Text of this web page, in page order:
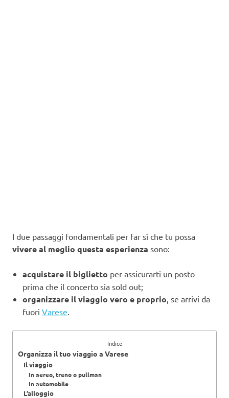
I due passaggi fondamentali per far sì che tu possa
vivere al meglio questa esperienza sono:
acquistare il biglietto per assicurarti un posto
prima che il concerto sia sold out;
organizzare il viaggio vero e proprio , se arrivi da
fuori Varese
Indice
Organizza il tuo viaggio a Varese
Il viaggio
In aereo, treno o pullman
In automobile
L’alloggio